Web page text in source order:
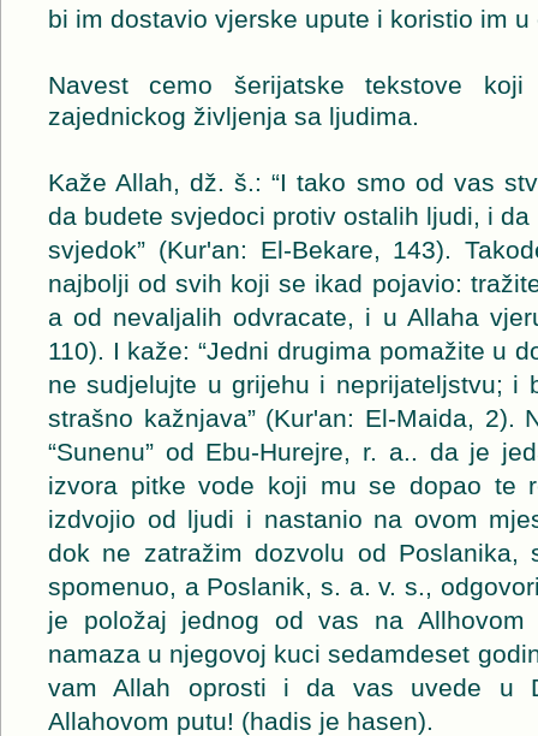
bi im dostavio vjerske upute i koristio im
Navest cemo šerijatske tekstove
zajednickog življenja sa ljudima.
Kaže Allah, dž. š.: “I tako smo od vas
da budete svjedoci protiv ostalih ljudi, i
svjedok” (Kur'an: El-Bekare, 143).
najbolji od svih koji se ikad pojavio:
a od nevaljalih odvracate, i u Allaha
110). I kaže: “Jedni drugima pomažite u
ne sudjelujte u grijehu i neprijateljstvu; i
strašno kažnjava” (Kur'an: El-Maida, 2).
“Sunenu” od Ebu-Hurejre, r. a.. da je
izvora pitke vode koji mu se dopao te
izdvojio od ljudi i nastanio na ovom
dok ne zatražim dozvolu od
spomenuo, a Poslanik, s. a. v. s.,
je položaj jednog od vas na
namaza u njegovoj kuci sedamdeset
vam Allah oprosti i da vas uvede u
Allahovom putu! (hadis je hasen).